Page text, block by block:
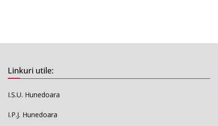
Linkuri utile:
I.S.U. Hunedoara
I.P.J. Hunedoara